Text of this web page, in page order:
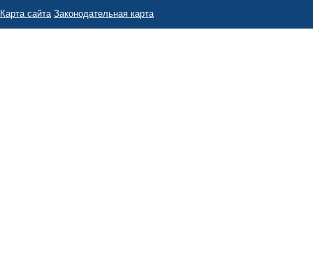
Карта сайта Законодательная карта